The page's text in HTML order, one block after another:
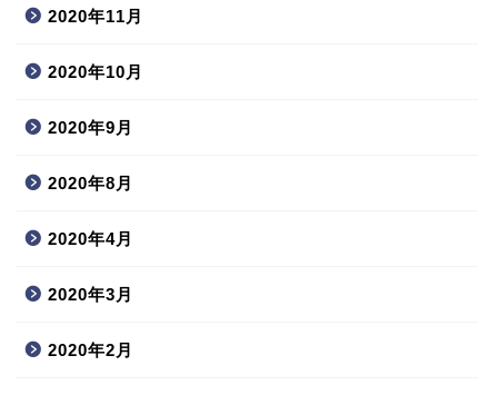
2020年11月
2020年10月
2020年9月
2020年8月
2020年4月
2020年3月
2020年2月